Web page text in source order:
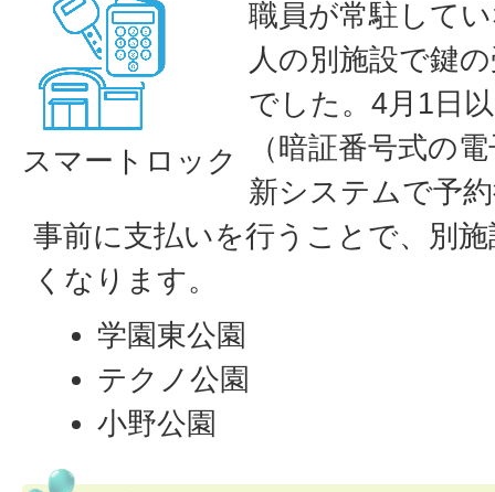
スマートロック
職員が常駐して
人の別施設で鍵
でした。4月1日
（暗証番号式の
新システムで予
事前に支払いを行うことで、別
くなります。
学園東公園
テクノ公園
小野公園